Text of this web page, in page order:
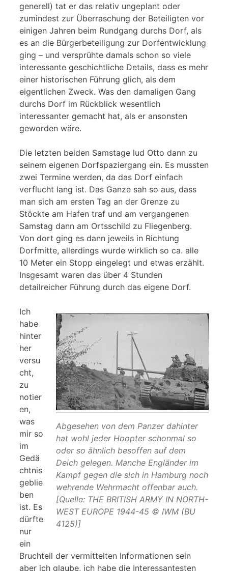
generell) tat er das relativ ungeplant oder
zumindest zur Überraschung der Beteiligten vor
einigen Jahren beim Rundgang durchs Dorf, als
es an die Bürgerbeteiligung zur Dorfentwicklung
ging – und versprühte damals schon so viele
interessante geschichtliche Details, dass es mehr
einer historischen Führung glich, als dem
eigentlichen Zweck. Was den damaligen Gang
durchs Dorf im Rückblick wesentlich
interessanter gemacht hat, als er ansonsten
geworden wäre.
Die letzten beiden Samstage lud Otto dann zu
seinem eigenen Dorfspaziergang ein. Es mussten
zwei Termine werden, da das Dorf einfach
verflucht lang ist. Das Ganze sah so aus, dass
man sich am ersten Tag an der Grenze zu
Stöckte am Hafen traf und am vergangenen
Samstag dann am Ortsschild zu Fliegenberg.
Von dort ging es dann jeweils in Richtung
Dorfmitte, allerdings wurde wirklich so ca. alle
10 Meter ein Stopp eingelegt und etwas erzählt.
Insgesamt waren das über 4 Stunden
detailreicher Führung durch das eigene Dorf.
Abgesehen von dem Panzer dahinter
hat wohl jeder Hoopter schonmal so
oder so ähnlich besoffen auf dem
Deich gelegen. Manche Engländer im
Kampf gegen die sich in Hamburg noch
wehrende Wehrmacht offenbar auch.
[Quelle: THE BRITISH ARMY IN NORTH-
WEST EUROPE 1944-45 © IWM (BU
4125)]
Ich
habe
hinter
her
versu
cht,
zu
notier
en,
was
mir so
im
Gedä
chtnis
geblie
ben
ist. Es
dürfte
nur
ein
Bruchteil der vermittelten Informationen sein
aber ich glaube, ich habe die Interessantesten